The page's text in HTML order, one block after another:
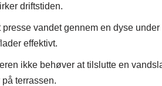
driftstiden.
vandet gennem en dyse under
effektivt.
ikke behøver at tilslutte en
terrassen.